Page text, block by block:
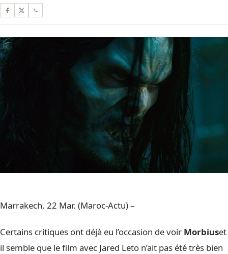
Marrakech, 22 Mar. (Maroc-Actu) –
Certains critiques ont déjà eu l’occasion de voir Morbiuset
il semble que le film avec Jared Leto n’ait pas été très bien